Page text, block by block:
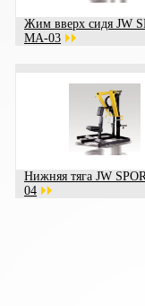
Жим вверх сидя JW
MA-03
Нижняя тяга JW
04